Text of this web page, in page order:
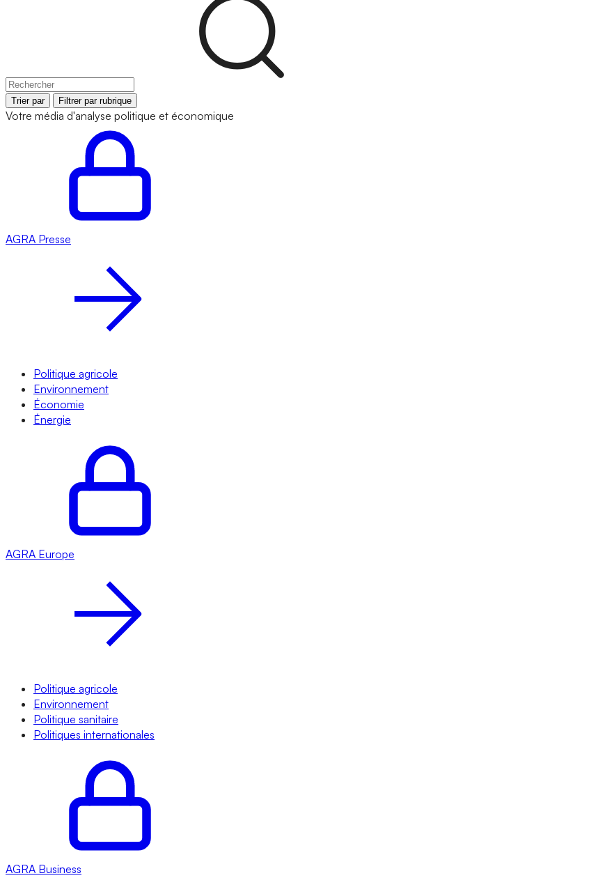
Trier par Filtrer par rubrique
Votre média d'analyse politique et économique
AGRA Presse
Politique agricole
Environnement
Économie
Énergie
AGRA Europe
Politique agricole
Environnement
Politique sanitaire
Politiques internationales
AGRA Business